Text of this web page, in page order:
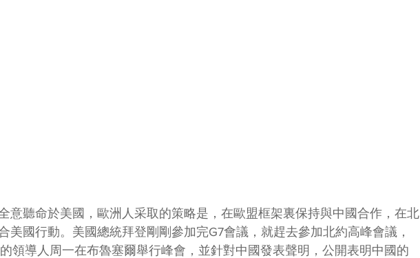
意聽命於美國，歐洲人采取的策略是，在歐盟框架裏保持與中國合作，在北
美國行動。美國總統拜登剛剛參加完G7會議，就趕去參加北約高峰會議，
領導人周一在布魯塞爾舉行峰會，並針對中國發表聲明，公開表明中國的